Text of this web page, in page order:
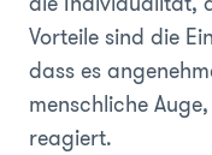
Vorteile sind die
dass es
menschliche
reagiert.